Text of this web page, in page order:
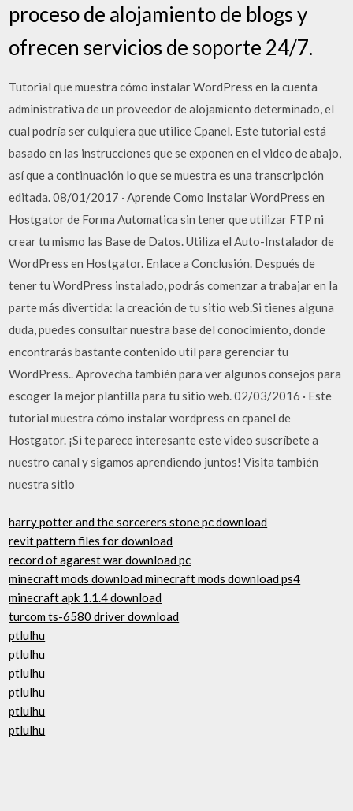
proceso de alojamiento de blogs y
ofrecen servicios de soporte 24/7.
Tutorial que muestra cómo instalar WordPress en la cuenta
administrativa de un proveedor de alojamiento determinado, el
cual podría ser culquiera que utilice Cpanel. Este tutorial está
basado en las instrucciones que se exponen en el video de abajo,
así que a continuación lo que se muestra es una transcripción
editada. 08/01/2017 · Aprende Como Instalar WordPress en
Hostgator de Forma Automatica sin tener que utilizar FTP ni
crear tu mismo las Base de Datos. Utiliza el Auto-Instalador de
WordPress en Hostgator. Enlace a Conclusión. Después de
tener tu WordPress instalado, podrás comenzar a trabajar en la
parte más divertida: la creación de tu sitio web.Si tienes alguna
duda, puedes consultar nuestra base del conocimiento, donde
encontrarás bastante contenido util para gerenciar tu
WordPress.. Aprovecha también para ver algunos consejos para
escoger la mejor plantilla para tu sitio web. 02/03/2016 · Este
tutorial muestra cómo instalar wordpress en cpanel de
Hostgator. ¡Si te parece interesante este video suscríbete a
nuestro canal y sigamos aprendiendo juntos! Visita también
nuestra sitio
harry potter and the sorcerers stone pc download
revit pattern files for download
record of agarest war download pc
minecraft mods download minecraft mods download ps4
minecraft apk 1.1.4 download
turcom ts-6580 driver download
ptlulhu
ptlulhu
ptlulhu
ptlulhu
ptlulhu
ptlulhu